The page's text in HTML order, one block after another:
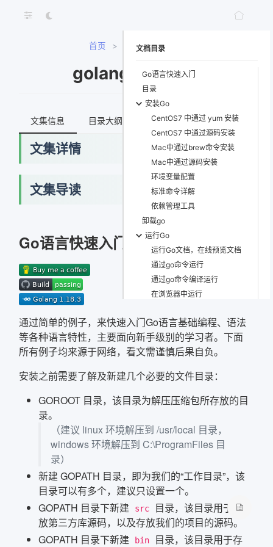
首页 > golang-tutorial
golang-tutorial
文集信息 目录大纲 最新文档 知识宇宙
文集详情
文集导读
Go语言快速入门
通过简单的例子，来快速入门Go语言基础编程、语法
等各种语言特性，主要面向新手级别的学习者。下面
所有例子均来源于网络，看文需谨慎后果自负。
安装之前需要了解及新建几个必要的文件目录：
GOROOT 目录，该目录为解压压缩包所存放的目
录。
（建议 linux 环境解压到 /usr/local 目录，
windows 环境解压到 C:\ProgramFiles 目
录）
新建 GOPATH 目录，即为我们的“工作目录”，该
目录可以有多个，建议只设置一个。
GOPATH 目录下新建
src
目录，该目录用于存
放第三方库源码，以及存放我们的项目的源码。
GOPATH 目录下新建
bin 目录，该目录用于存
文档目录
Go语言快速入门
目录
安装Go
CentOS7 中通过 yum 安装
CentOS7 中通过源码安装
Mac中通过brew命令安装
Mac中通过源码安装
环境变量配置
标准命令详解
依赖管理工具
卸载go
运行Go
运行Go文档，在线预览文档
通过go命令运行
通过go命令编译运行
在浏览器中运行
输入输出语法方法
标记
宽度和精度
动词/通用动词
布尔型
浮点型和复数型
字符串或字节切片
复合类型
格式化输入
内置关键字
预定义标识符
行分隔符